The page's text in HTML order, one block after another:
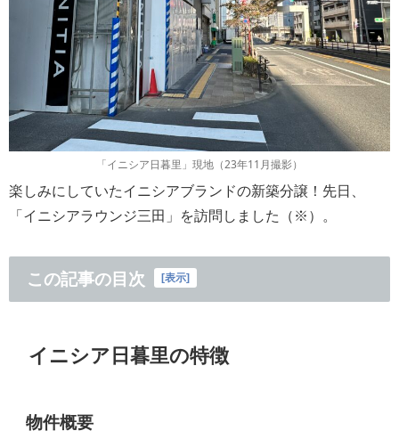
「イニシア日暮里」現地（23年11月撮影）
楽しみにしていたイニシアブランドの新築分譲！先日、
「イニシアラウンジ三田」を訪問しました（※）。
この記事の目次 表示
イニシア日暮里の特徴
物件概要